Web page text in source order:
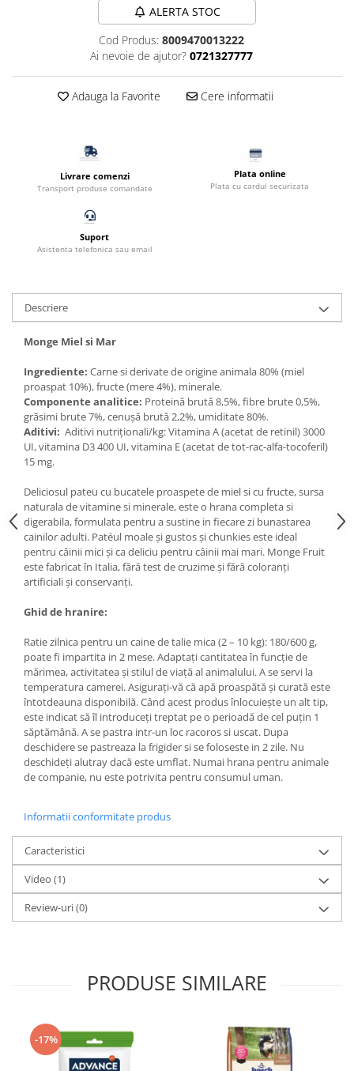
Filtru intern acvariu
Pompe aer acvariu
Pompa apa acvariu
Lampa pentru acvariu
Substrat acvariu
Sisteme CO2
Fertilizatori acvarii
Furtune si conectori acvarii
Curatare acvarii
Conditioneri apa acvariu
Medii filtrante
Decoruri si plante artificiale
Accesorii acvarii
Piese de schimb
Pasari
Batoane
Colivii pentru pasari
Hrana pasari
Rozatoare
Igiena rozatoare
Hrana Rozatoare
Igiena reptile
Decoruri terarii
Incalzitoare si pompe terarii
Solutii iluminat terarii
Lampi terarii
Suplimente vitamino minerale
reptile
Accesorii diverse terarii
Conditioner apa iaz
Hrana pesti iazuri
Teste apa iaz
Filtre iaz
Casti echitatie
Accesorii cai
ALERTA STOC
Cod Produs: 8009470013222
Ai nevoie de ajutor? 0721327777
Adauga la Favorite Cere informatii
Livrare comenzi
Transport produse comandate
Plata online
Plata cu cardul securizata
Suport
Asistenta telefonica sau email
Descriere
Monge Miel si Mar
Ingrediente: Carne si derivate de origine animala 80% (miel
proaspat 10%), fructe (mere 4%), minerale.
Componente analitice: Proteină brută 8,5%, fibre brute 0,5%,
grăsimi brute 7%, cenușă brută 2,2%, umiditate 80%.
Aditivi: Aditivi nutriționali/kg: Vitamina A (acetat de retinil) 3000
UI, vitamina D3 400 UI, vitamina E (acetat de tot-rac-alfa-tocoferil)
15 mg.
Deliciosul pateu cu bucatele proaspete de miel si cu fructe, sursa
naturala de vitamine si minerale, este o hrana completa si
digerabila, formulata pentru a sustine in fiecare zi bunastarea
cainilor adulti. Patéul moale și gustos și chunkies este ideal
pentru câinii mici și ca deliciu pentru câinii mai mari. Monge Fruit
este fabricat în Italia, fără test de cruzime și fără coloranți
artificiali și conservanți.
Ghid de hranire:
Ratie zilnica pentru un caine de talie mica (2 – 10 kg): 180/600 g,
poate fi impartita in 2 mese. Adaptați cantitatea în funcție de
mărimea, activitatea și stilul de viață al animalului. A se servi la
temperatura camerei. Asigurați-vă că apă proaspătă și curată este
întotdeauna disponibilă. Când acest produs înlocuiește un alt tip,
este indicat să îl introduceți treptat pe o perioadă de cel puțin 1
săptămână. A se pastra intr-un loc racoros si uscat. Dupa
deschidere se pastreaza la frigider si se foloseste in 2 zile. Nu
deschideți alutray dacă este umflat. Numai hrana pentru animale
de companie, nu este potrivita pentru consumul uman.
Informatii conformitate produs
Caracteristici
Video (1)
Review-uri(0)
PRODUSE SIMILARE
-17%